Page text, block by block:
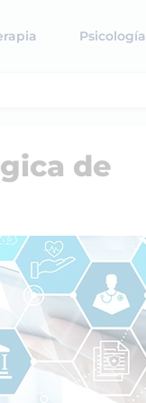
Psicología
de